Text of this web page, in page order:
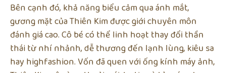
Bên cạnh đó, khả năng biểu cảm qua ánh mắt,
gương mặt của Thiên Kim được giới chuyên môn
đánh giá cao. Cô bé có thể linh hoạt thay đổi thần
thái từ nhí nhảnh, dễ thương đến lạnh lùng, kiêu sa
hay highfashion. Vốn đã quen với ống kính máy ảnh,